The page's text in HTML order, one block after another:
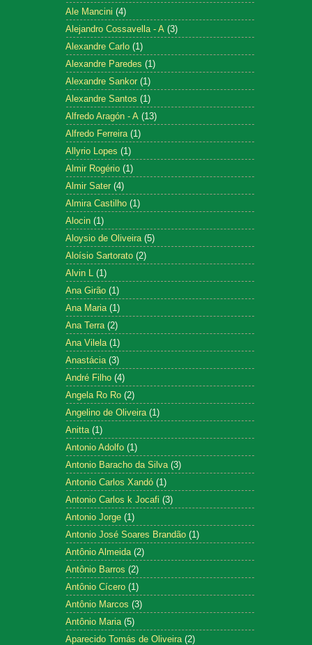
Ale Mancini (4)
Alejandro Cossavella - A (3)
Alexandre Carlo (1)
Alexandre Paredes (1)
Alexandre Sankor (1)
Alexandre Santos (1)
Alfredo Aragón - A (13)
Alfredo Ferreira (1)
Allyrio Lopes (1)
Almir Rogério (1)
Almir Sater (4)
Almira Castilho (1)
Alocin (1)
Aloysio de Oliveira (5)
Aloísio Sartorato (2)
Alvin L (1)
Ana Girão (1)
Ana Maria (1)
Ana Terra (2)
Ana Vilela (1)
Anastácia (3)
André Filho (4)
Angela Ro Ro (2)
Angelino de Oliveira (1)
Anitta (1)
Antonio Adolfo (1)
Antonio Baracho da Silva (3)
Antonio Carlos Xandó (1)
Antonio Carlos k Jocafi (3)
Antonio Jorge (1)
Antonio José Soares Brandão (1)
Antônio Almeida (2)
Antônio Barros (2)
Antônio Cícero (1)
Antônio Marcos (3)
Antônio Maria (5)
Aparecido Tomás de Oliveira (2)